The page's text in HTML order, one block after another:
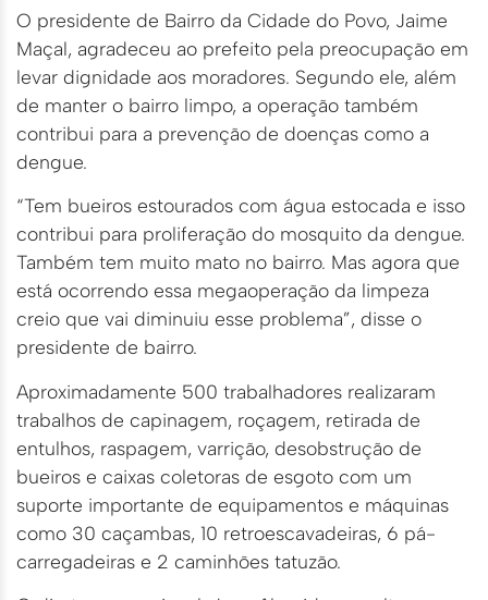
O presidente de Bairro da Cidade do Povo, Jaime
Maçal, agradeceu ao prefeito pela preocupação em
levar dignidade aos moradores. Segundo ele, além
de manter o bairro limpo, a operação também
contribui para a prevenção de doenças como a
dengue.
“Tem bueiros estourados com água estocada e isso
contribui para proliferação do mosquito da dengue.
Também tem muito mato no bairro. Mas agora que
está ocorrendo essa megaoperação da limpeza
creio que vai diminuiu esse problema”, disse o
presidente de bairro.
Aproximadamente 500 trabalhadores realizaram
trabalhos de capinagem, roçagem, retirada de
entulhos, raspagem, varrição, desobstrução de
bueiros e caixas coletoras de esgoto com um
suporte importante de equipamentos e máquinas
como 30 caçambas, 10 retroescavadeiras, 6 pá-
carregadeiras e 2 caminhões tatuzão.